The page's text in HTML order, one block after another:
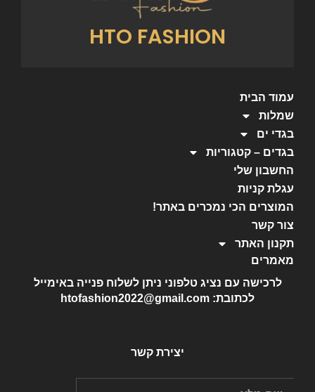
HTO FASHION
עמוד הבית
שמלות
בגדי ים
בגדים – קטגוריות
החשבון שלי
עגלת קניות
המוצרים הכי נמכרים באתר!
צור קשר
תקנון האתר
מאמרים
לרכישה עם נציג טלפוני ניתן לשלוח פנייה באימייל
לכתובת: htofashion2022@gmail.com
יצירת קשר